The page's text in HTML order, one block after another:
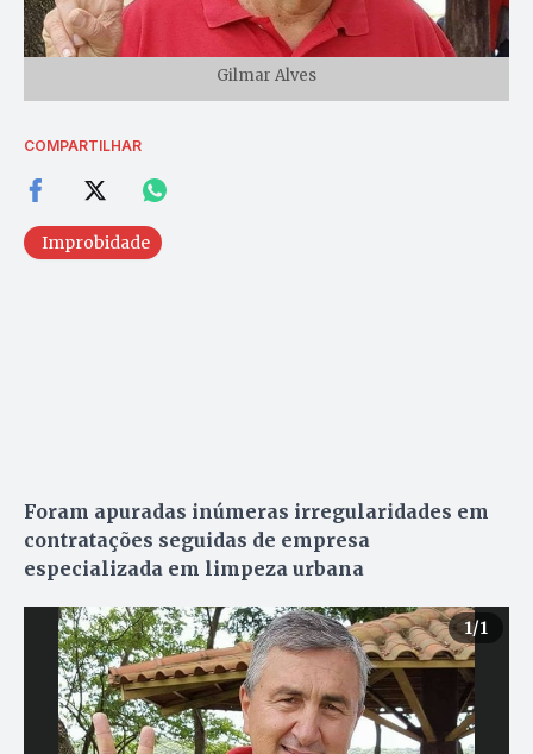
Gilmar Alves
COMPARTILHAR
Improbidade
Foram apuradas inúmeras irregularidades em
contratações seguidas de empresa
especializada em limpeza urbana
1/1